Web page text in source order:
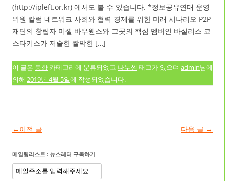
(http://ipleft.or.kr) 에서도 볼 수 있습니다. *정보공유연대 운영
위원 칼럼 네트워크 사회와 협력 경제를 위한 미래 시나리오 P2P
재단의 창립자 미셸 바우웬스와 그곳의 핵심 멤버인 바실리스 코
스타키스가 저술한 짤막한 […]
이 글은 동향 카테고리에 분류되었고 나누셈 태그가 있으며 admin님에
의해 2019년 4월 5일에 작성되었습니다.
글 네비게이션
←이전 글 다음 글 →
메일링리스트 : 뉴스레터 구독하기